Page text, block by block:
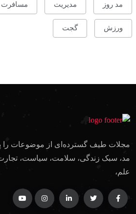
مد روز مدیریت مسافرت
ورزش گجت
مجلات طیف گسترده‌ای از موضوعات را
مد، سبک زندگی، سلامت، سیاست،
علم،